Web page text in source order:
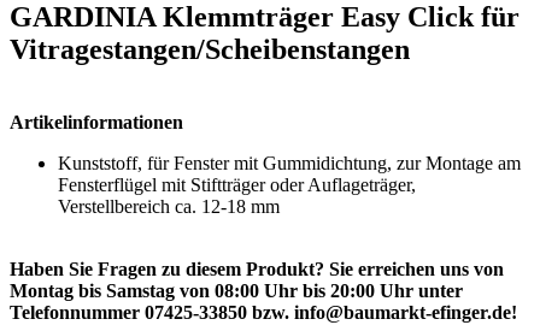
GARDINIA Klemmträger Easy Click für
Vitragestangen/Scheibenstangen
Artikelinformationen
Kunststoff, für Fenster mit Gummidichtung, zur Montage am
Fensterflügel mit Stiftträger oder Auflageträger,
Verstellbereich ca. 12-18 mm
Haben Sie Fragen zu diesem Produkt? Sie erreichen uns von
Montag bis Samstag von 08:00 Uhr bis 20:00 Uhr unter
Telefonnummer 07425-33850 bzw. info@baumarkt-efinger.de!